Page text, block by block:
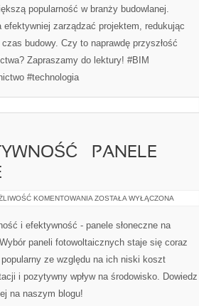
popularność w branży budowlanej.
efektywniej zarządzać projektem, redukując
budowy. Czy to naprawdę przyszłość
Zapraszamy do lektury! #BIM
#technologia
– PANELE
KOMENTOWANIA OPŁACALNOŚĆ
PANELE
NA
ZOSTAŁA WYŁĄCZONA
i efektywność - panele słoneczne na
paneli fotowoltaicznych staje się coraz
popularny ze względu na ich niski koszt
i pozytywny wpływ na środowisko. Dowiedz
na naszym blogu!